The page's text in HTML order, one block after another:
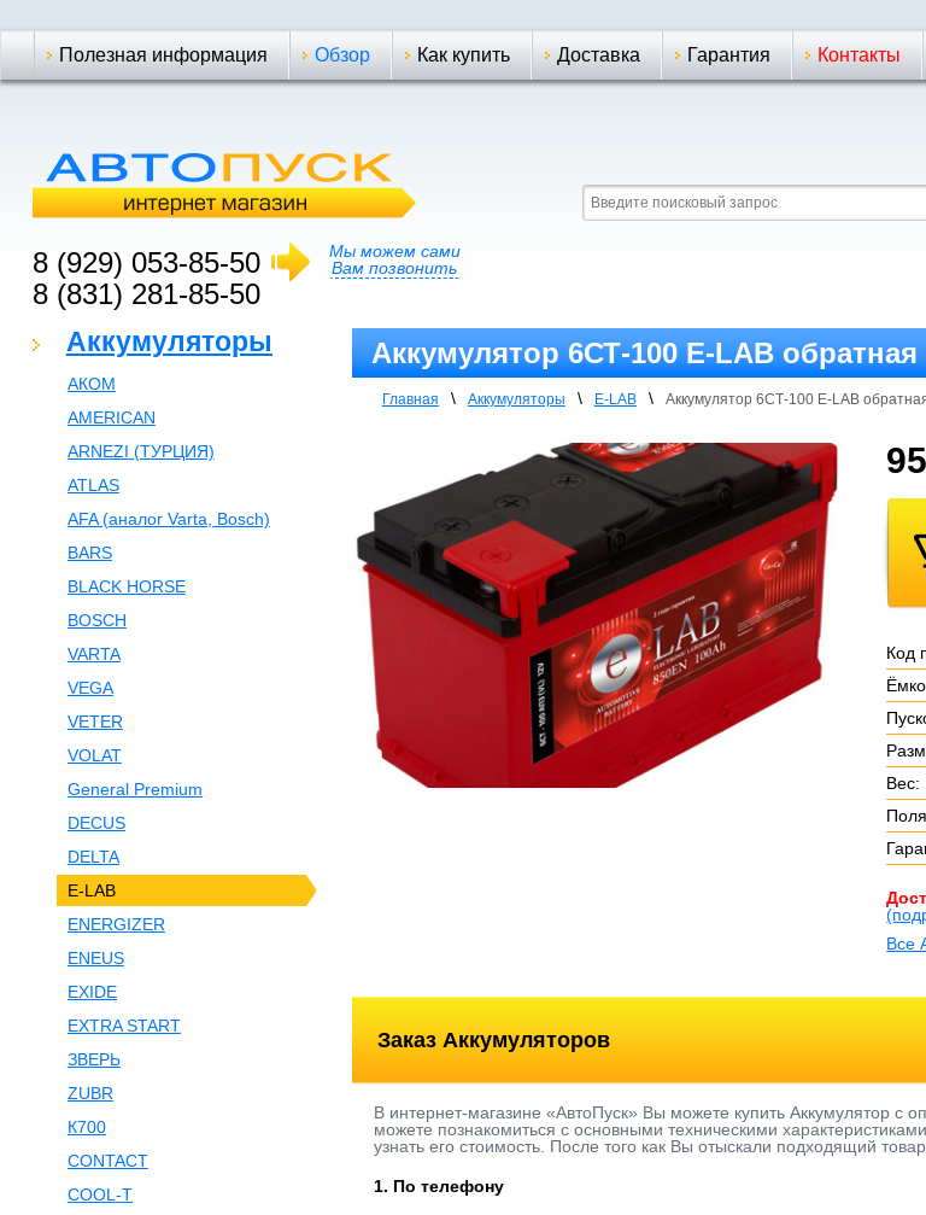
Полезная информация Обзор Как купить Доставка Гарантия Контакты
8 (929) 053-85-50
8 (831) 281-85-50
Мы можем сами
Вам позвонить
Аккумуляторы
АКОМ
AMERICAN
ARNEZI (ТУРЦИЯ)
ATLAS
AFA (аналог Varta, Bosch)
BARS
BLACK HORSE
BOSCH
VARTA
VEGA
VETER
VOLAT
General Premium
DECUS
DELTA
E-LAB
ENERGIZER
ENEUS
EXIDE
EXTRA START
ЗВЕРЬ
ZUBR
К700
CONTACT
COOL-T
Аккумулятор 6СТ-100 E-LAB
Главная \ Аккумуляторы \ E-LAB \ Аккумулятор 6СТ-100 E-LAB
Код
Вес:
Все
Заказ Аккумуляторов
В интернет-магазине «АвтоПуск» Вы можете купить Аккумулятор
можете познакомиться с основными техническими
узнать его стоимость. После того как Вы отыскали подходящий
1. По телефону